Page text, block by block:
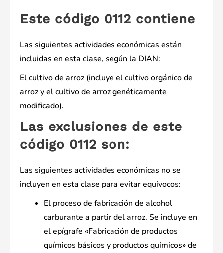
Este código 0112 contiene
Las siguientes actividades económicas están
incluidas en esta clase, según la DIAN:
El cultivo de arroz (incluye el cultivo orgánico de
arroz y el cultivo de arroz genéticamente
modificado).
Las exclusiones de este
código 0112 son:
Las siguientes actividades económicas no se
incluyen en esta clase para evitar equívocos:
El proceso de fabricación de alcohol
carburante a partir del arroz. Se incluye en
el epígrafe «Fabricación de productos
químicos básicos y productos químicos» de